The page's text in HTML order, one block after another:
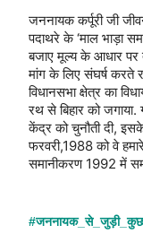
जननायक कर्पूरी जी
पदाथरे के ‘माल भाड़ा
बजाए मूल्य के आधार पर
मांग के लिए संघर्ष करते
विधानसभा क्षेत्र का
रथ से बिहार को जगाया.
केंद्र को चुनौती दी,
फरवरी,1988 को वे
समानीकरण 1992 में
‪#‎